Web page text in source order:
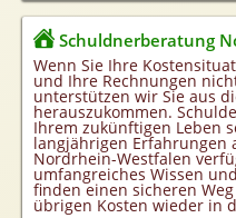
Schuldnerberatung
Wenn Sie Ihre
und Ihre Rechnungen
unterstützen wir Sie aus
herauszukommen.
Ihrem zukünftigen Leben
langjährigen Erfahrungen
Nordrhein-Westfalen
umfangreiches Wissen
finden einen sicheren
übrigen Kosten wieder in